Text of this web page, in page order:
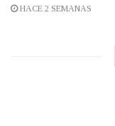
HACE 2 SEMANAS